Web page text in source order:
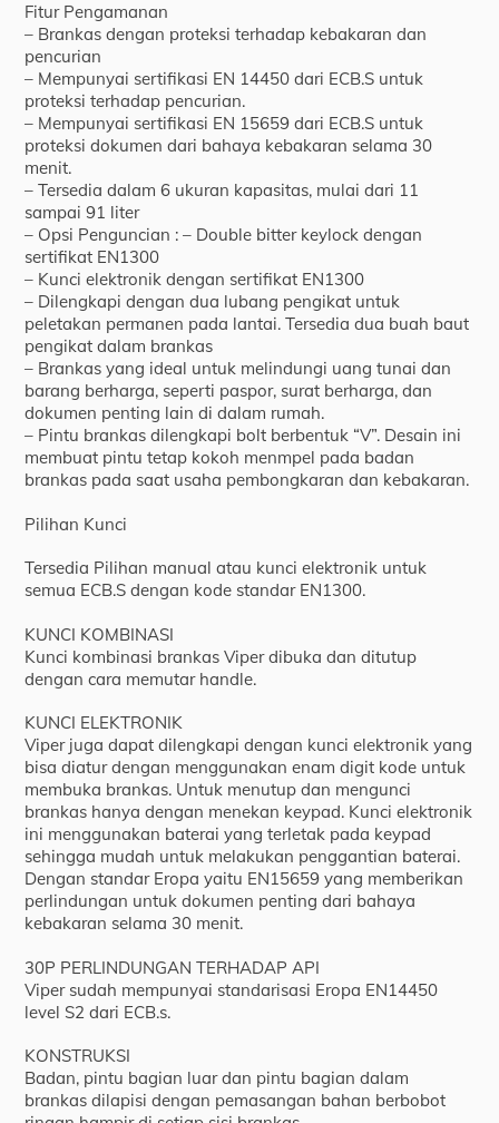
Fitur Pengamanan
– Brankas dengan proteksi terhadap kebakaran dan
pencurian
– Mempunyai sertifikasi EN 14450 dari ECB.S untuk
proteksi terhadap pencurian.
– Mempunyai sertifikasi EN 15659 dari ECB.S untuk
proteksi dokumen dari bahaya kebakaran selama 30
menit.
– Tersedia dalam 6 ukuran kapasitas, mulai dari 11
sampai 91 liter
– Opsi Penguncian : – Double bitter keylock dengan
sertifikat EN1300
– Kunci elektronik dengan sertifikat EN1300
– Dilengkapi dengan dua lubang pengikat untuk
peletakan permanen pada lantai. Tersedia dua buah baut
pengikat dalam brankas
– Brankas yang ideal untuk melindungi uang tunai dan
barang berharga, seperti paspor, surat berharga, dan
dokumen penting lain di dalam rumah.
– Pintu brankas dilengkapi bolt berbentuk “V”. Desain ini
membuat pintu tetap kokoh menmpel pada badan
brankas pada saat usaha pembongkaran dan kebakaran.
Pilihan Kunci
Tersedia Pilihan manual atau kunci elektronik untuk
semua ECB.S dengan kode standar EN1300.
KUNCI KOMBINASI
Kunci kombinasi brankas Viper dibuka dan ditutup
dengan cara memutar handle.
KUNCI ELEKTRONIK
Viper juga dapat dilengkapi dengan kunci elektronik yang
bisa diatur dengan menggunakan enam digit kode untuk
membuka brankas. Untuk menutup dan mengunci
brankas hanya dengan menekan keypad. Kunci elektronik
ini menggunakan baterai yang terletak pada keypad
sehingga mudah untuk melakukan penggantian baterai.
Dengan standar Eropa yaitu EN15659 yang memberikan
perlindungan untuk dokumen penting dari bahaya
kebakaran selama 30 menit.
30P PERLINDUNGAN TERHADAP API
Viper sudah mempunyai standarisasi Eropa EN14450
level S2 dari ECB.s.
KONSTRUKSI
Badan, pintu bagian luar dan pintu bagian dalam
brankas dilapisi dengan pemasangan bahan berbobot